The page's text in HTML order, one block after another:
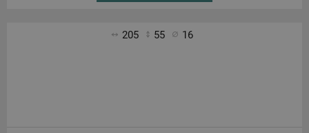
205 55 16